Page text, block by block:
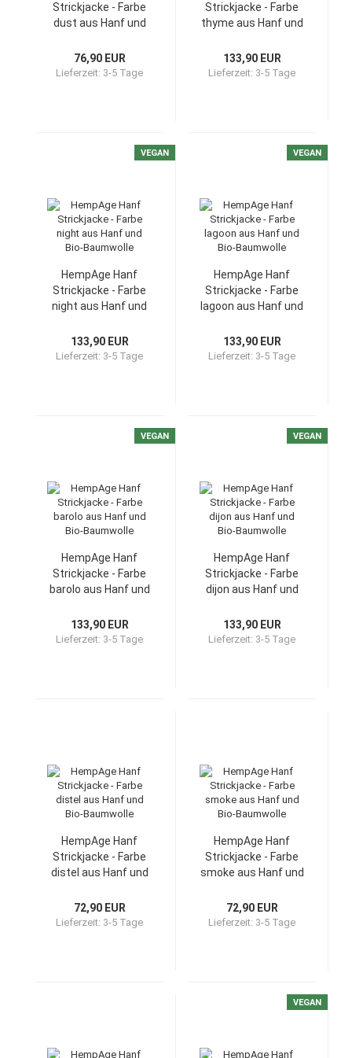
Strickjacke - Farbe
dust aus Hanf und
76,90 EUR
Lieferzeit: 3-5 Tage
Strickjacke - Farbe
thyme aus Hanf und
133,90 EUR
Lieferzeit: 3-5 Tage
VEGAN
HempAge Hanf
Strickjacke - Farbe
night aus Hanf und
133,90 EUR
Lieferzeit: 3-5 Tage
VEGAN
HempAge Hanf
Strickjacke - Farbe
lagoon aus Hanf und
133,90 EUR
Lieferzeit: 3-5 Tage
VEGAN
HempAge Hanf
Strickjacke - Farbe
barolo aus Hanf und
133,90 EUR
Lieferzeit: 3-5 Tage
VEGAN
HempAge Hanf
Strickjacke - Farbe
dijon aus Hanf und
133,90 EUR
Lieferzeit: 3-5 Tage
HempAge Hanf
Strickjacke - Farbe
distel aus Hanf und
72,90 EUR
Lieferzeit: 3-5 Tage
HempAge Hanf
Strickjacke - Farbe
smoke aus Hanf und
72,90 EUR
Lieferzeit: 3-5 Tage
VEGAN